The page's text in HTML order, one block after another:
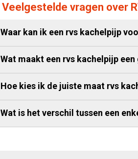
Veelgestelde vragen over
Waar kan ik een rvs kachelpijp
Wat maakt een rvs kachelpijp
Hoe kies ik de juiste maat rvs
Wat is het verschil tussen een